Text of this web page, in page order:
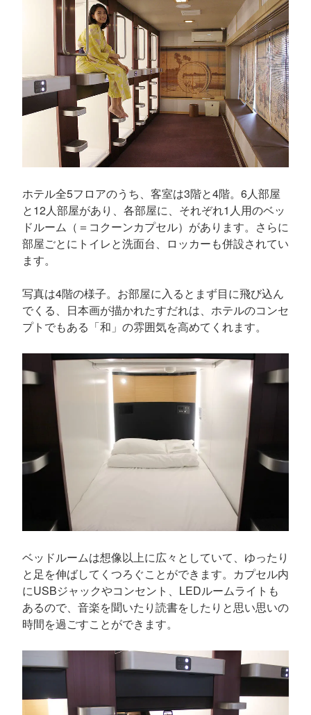
ホテル全5フロアのうち、客室は3階と4階。6人部屋
と12人部屋があり、各部屋に、それぞれ1人用のベッ
ドルーム（＝コクーンカプセル）があります。さらに
部屋ごとにトイレと洗面台、ロッカーも併設されてい
ます。
写真は4階の様子。お部屋に入るとまず目に飛び込ん
でくる、日本画が描かれたすだれは、ホテルのコンセ
プトでもある「和」の雰囲気を高めてくれます。
ベッドルームは想像以上に広々としていて、ゆったり
と足を伸ばしてくつろぐことができます。カプセル内
にUSBジャックやコンセント、LEDルームライトも
あるので、音楽を聞いたり読書をしたりと思い思いの
時間を過ごすことができます。